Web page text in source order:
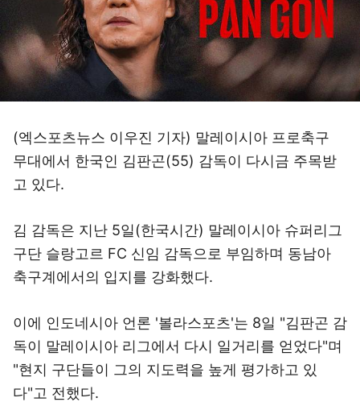
(엑스포츠뉴스 이우진 기자) 말레이시아 프로축구
무대에서 한국인 김판곤(55) 감독이 다시금 주목받
고 있다.
김 감독은 지난 5일(한국시간) 말레이시아 슈퍼리그
구단 슬랑고르 FC 신임 감독으로 부임하며 동남아
축구계에서의 입지를 강화했다.
이에 인도네시아 언론 '볼라스포츠'는 8일 "김판곤 감
독이 말레이시아 리그에서 다시 일거리를 얻었다"며
"현지 구단들이 그의 지도력을 높게 평가하고 있
다"고 전했다.